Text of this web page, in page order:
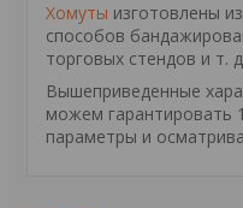
Хомуты изготовлены
способов
торговых стендов и т.
Вышеприведенные
можем гарантировать
параметры и